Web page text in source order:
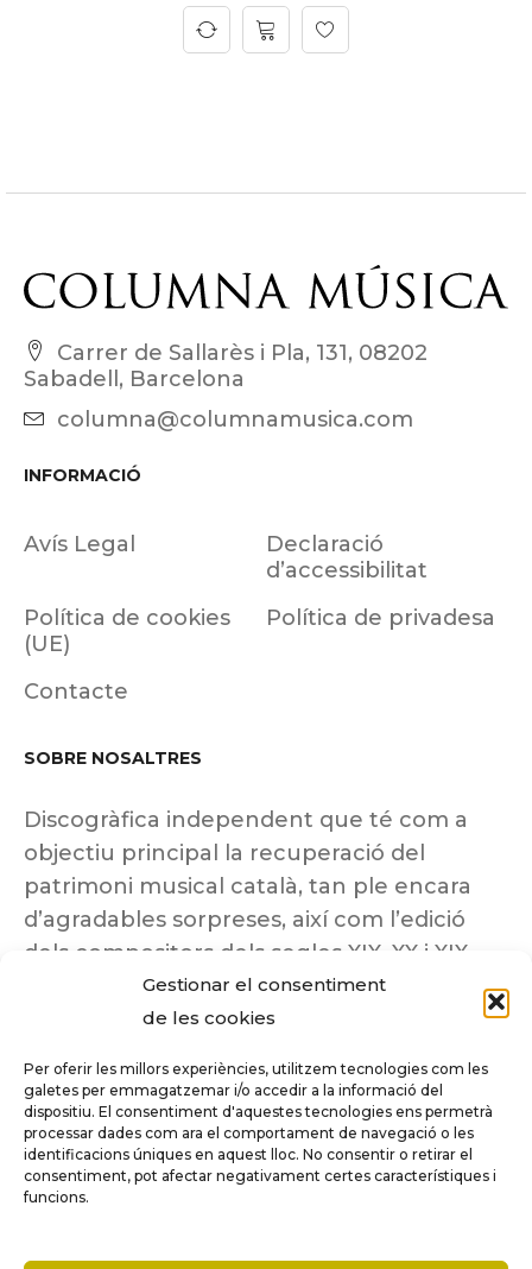
Gestionar el consentiment
de les cookies
Per oferir les millors experiències, utilitzem tecnologies com les
galetes per emmagatzemar i/o accedir a la informació del
dispositiu. El consentiment d'aquestes tecnologies ens permetrà
processar dades com ara el comportament de navegació o les
identificacions úniques en aquest lloc. No consentir o retirar el
consentiment, pot afectar negativament certes característiques i
funcions.
Carrer de Sallarès i Pla, 131, 08202
Sabadell, Barcelona
columna@columnamusica.com
INFORMACIÓ
Avís Legal
Declaració
d’accessibilitat
Política de cookies
(UE)
Política de privadesa
Contacte
SOBRE NOSALTRES
Discogràfica independent que té com a
objectiu principal la recuperació del
patrimoni musical català, tan ple encara
d’agradables sorpreses, així com l’edició
dels compositors dels segles XIX, XX i XIX
insuficientment coneguts.
Tots els drets reservats a ©Columna
Música.